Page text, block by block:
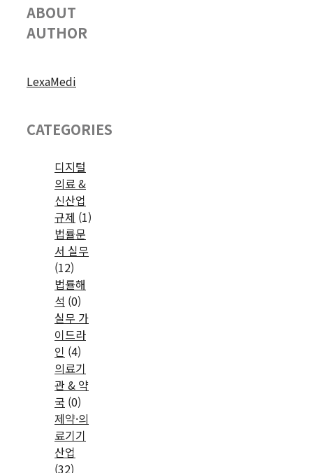
ABOUT
AUTHOR
LexaMedi
CATEGORIES
디지털
의료 &
신산업
규제 (1)
법률문
서 실무
(12)
법률해
석 (0)
실무 가
이드라
인 (4)
의료기
관 & 약
국 (0)
제약·의
료기기
산업
(32)